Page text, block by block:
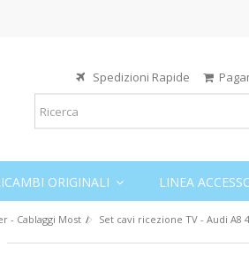
Spedizioni Rapide
ORIGINALI LINEA
- Cablaggi Most Set cavi ricezione TV - Audi A8